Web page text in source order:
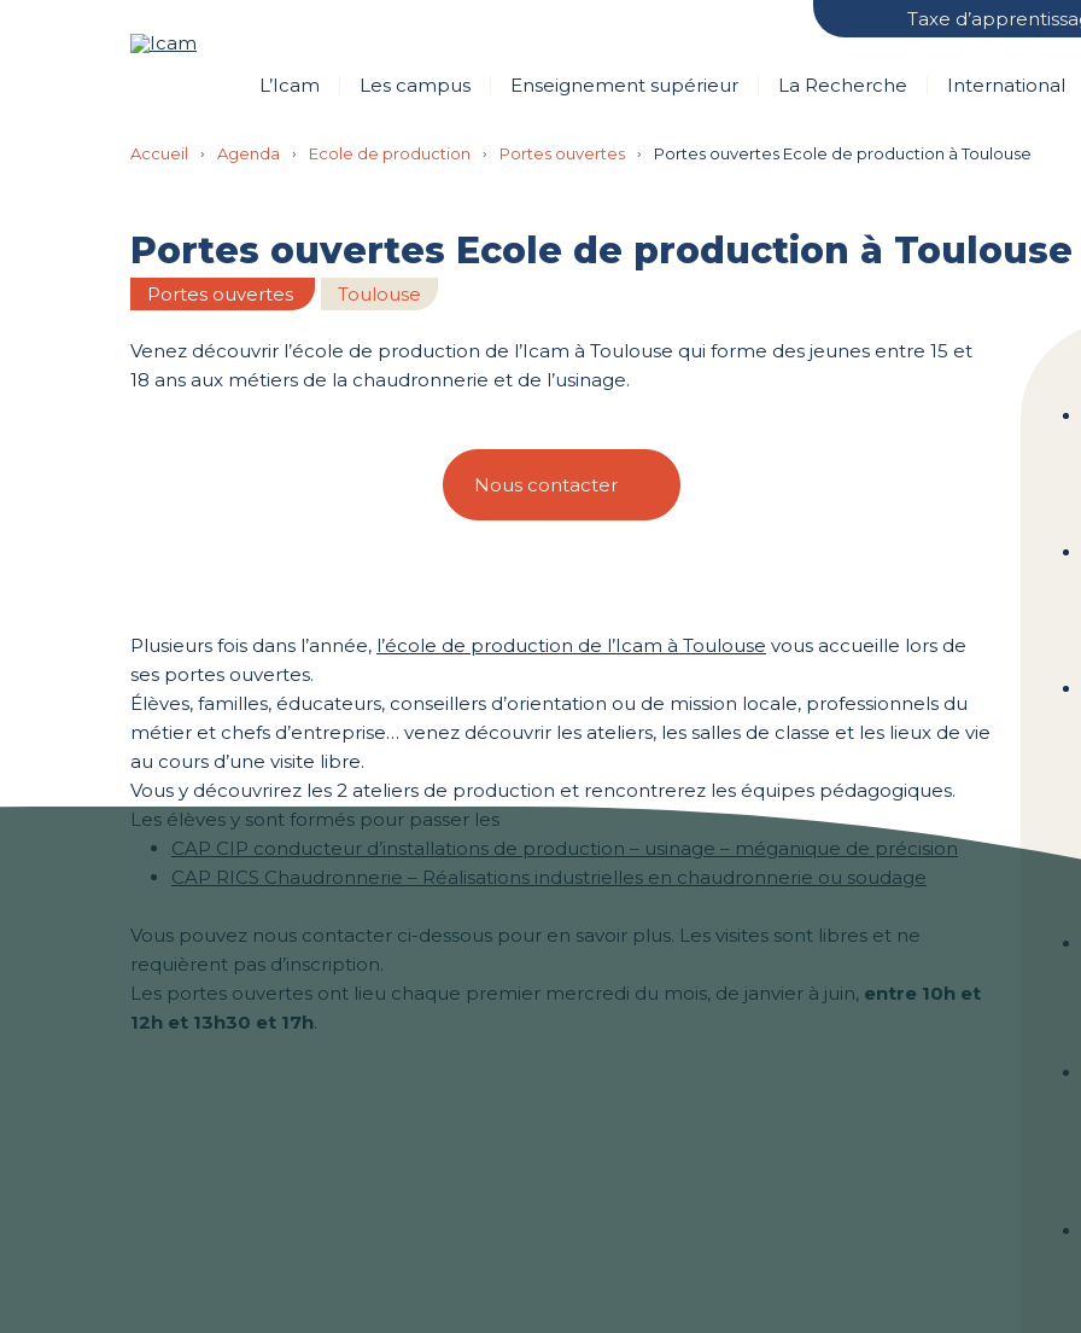
Taxe
L’Icam Les campus Enseignement supérieur La Recherche International
Accueil › Agenda › Ecole de production › Portes ouvertes › Portes ouvertes Ecole de production à Toulouse
Portes ouvertes Ecole de production à Toulouse
Portes ouvertes Toulouse
Venez découvrir l’école de production de l’Icam à Toulouse qui forme des jeunes entre 15 et
18 ans aux métiers de la chaudronnerie et de l’usinage.
Nous contacter
Plusieurs fois dans l’année, l’école de production de l’Icam à Toulouse vous accueille lors de
ses portes ouvertes.
Élèves, familles, éducateurs, conseillers d’orientation ou de mission locale, professionnels du
métier et chefs d’entreprise… venez découvrir les ateliers, les salles de classe et les lieux de vie
au cours d’une visite libre.
Vous y découvrirez les 2 ateliers de production et rencontrerez les équipes pédagogiques.
Les élèves y sont formés pour passer les
CAP CIP conducteur d’installations de production – usinage – méganique de précision
CAP RICS Chaudronnerie – Réalisations industrielles en chaudronnerie ou soudage
Vous pouvez nous contacter ci-dessous pour en savoir plus. Les visites sont libres et ne
requièrent pas d’inscription.
Les portes ouvertes ont lieu chaque premier mercredi du mois, de janvier à juin, entre 10h et
12h et 13h30 et 17h.